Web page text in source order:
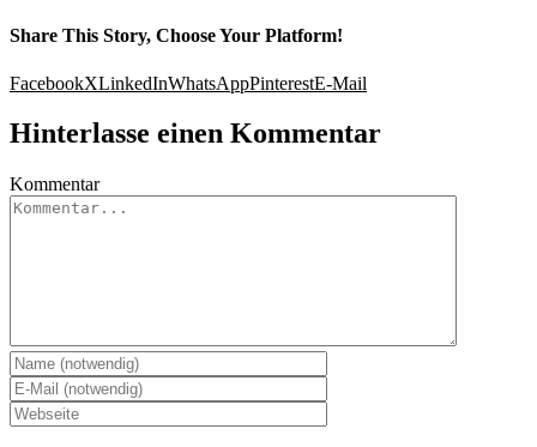
Share This Story, Choose Your Platform!
FacebookXLinkedInWhatsAppPinterestE-Mail
Hinterlasse einen Kommentar
Kommentar